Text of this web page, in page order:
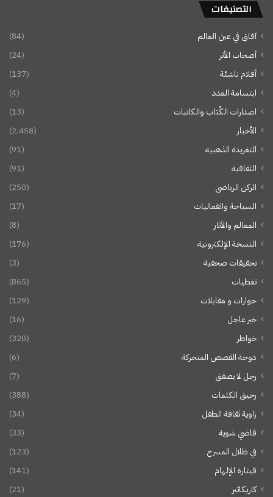
التصنيفات
آفاق في عين العالم
(84)
أصحاب الأثر
(24)
أقلام ناشئة
(137)
ابتسامة العدد
(4)
اصدارات الكُتاب والكاتبات
(13)
الأخبار
(2٬458)
التغريدة الذهبية
(91)
الثقافية
(91)
الركن الرياضي
(250)
السياحة والفعاليات
(17)
المعالم والآثار
(8)
النسخة الإلكترونية
(176)
تحقيقات صحفية
(3)
تغطيات
(865)
حوارات و مقابلات
(129)
خبر عاجل
(16)
خواطر
(320)
دوحة القصص المتحركة
(6)
رجل لا يصفق
(7)
رحيق الكلمات
(388)
زاوية ثقافة الطفل
(34)
فاضي شوية
(33)
في ظلال المسرح
(123)
قيثارة الإلهام
(141)
كاريكاتير
(21)